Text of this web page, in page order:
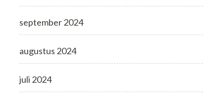
september 2024
augustus 2024
juli 2024